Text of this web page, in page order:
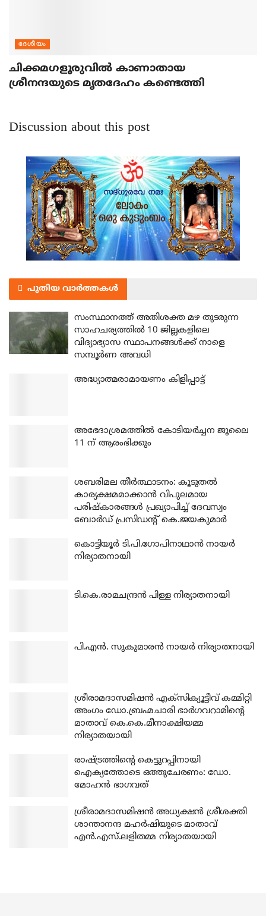
ദേശീയം
ചിക്കമഗളൂരുവില്‍ കാണാതായ
ശ്രീനന്ദയുടെ മൃതദേഹം കണ്ടെത്തി
Discussion about this post
പുതിയ വാർത്തകൾ
സംസ്ഥാനത്ത് അതിശക്ത മഴ തുടരുന്ന
സാഹചര്യത്തിൽ 10 ജില്ലകളിലെ
വിദ്യാഭ്യാസ സ്ഥാപനങ്ങൾക്ക് നാളെ
സമ്പൂർണ അവധി
അദ്ധ്യാത്മരാമായണം കിളിപ്പാട്ട്
അഭേദാശ്രമത്തില്‍ കോടിയര്‍ച്ചന ജൂലൈ
11 ന് ആരംഭിക്കും
ശബരിമല തീര്‍ത്ഥാടനം: കൂടുതല്‍
കാര്യക്ഷമമാക്കാന്‍ വിപുലമായ
പരിഷ്‌കാരങ്ങള്‍ പ്രഖ്യാപിച്ച് ദേവസ്വം
ബോര്‍ഡ് പ്രസിഡന്റ് കെ.ജയകുമാര്‍
കൊട്ടിയൂര്‍ ടി.പി.ഗോപിനാഥാന്‍ നായര്‍
നിര്യാതനായി
ടി.കെ.രാമചന്ദ്രന്‍ പിള്ള നിര്യാതനായി
പി.എന്‍. സുകുമാരന്‍ നായര്‍ നിര്യാതനായി
ശ്രീരാമദാസമിഷന്‍ എക്‌സിക്യൂട്ടീവ് കമ്മിറ്റി
അംഗം ഡോ.ബ്രഹ്മചാരി ഭാര്‍ഗവറാമിന്റെ
മാതാവ് കെ.കെ.മീനാക്ഷിയമ്മ
നിര്യാതയായി
രാഷ്ട്രത്തിന്റെ കെട്ടുറപ്പിനായി
ഐക്യത്തോടെ ഒത്തുചേരണം: ഡോ.
മോഹന്‍ ഭാഗവത്
ശ്രീരാമദാസമിഷന്‍ അധ്യക്ഷന്‍ ശ്രീശക്തി
ശാന്താനന്ദ മഹര്‍ഷിയുടെ മാതാവ്
എന്‍.എസ്.ലളിതമ്മ നിര്യാതയായി